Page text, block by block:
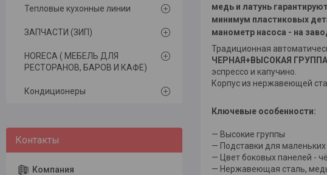
медь и латунь
минимум пластиковых
манометр насоса - на
Традиционная
ЧЕРНАЯ+ВЫСОКАЯ
эспрессо и капучино.
Корпус из нержавеющей
Ключевые особенности:
— Высокие группы
— Подставки для
— Цвет боковых панелей -
— Нержавеющая сталь,
Тепловые кухонные линии
ЗАПЧАСТИ (ЗИП)
HORECA ( МЕБЕЛЬ ДЛЯ
РЕСТОРАНОВ, БАРОВ И КАФЕ)
Кондиционеры